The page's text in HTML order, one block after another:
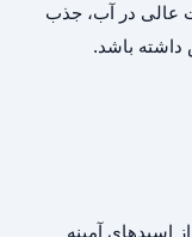
عالی در آب، جذب
باشد.
اسیدهای آمینه